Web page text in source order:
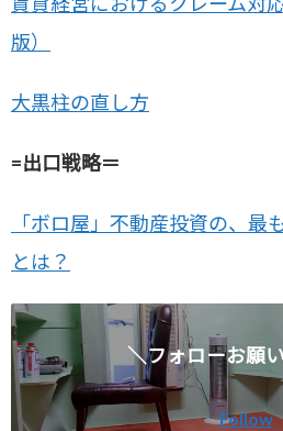
版）
大黒柱の直し方
=出口戦略＝
「ボロ屋」不動産投資の、最
とは？
＼フォローお願
Follow